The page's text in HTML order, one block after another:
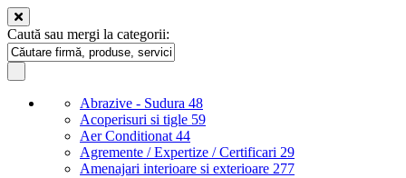
Caută sau mergi la categorii:
Abrazive - Sudura 48
Acoperisuri si tigle 59
Aer Conditionat 44
Agremente / Expertize / Certificari 29
Amenajari interioare si exterioare 277